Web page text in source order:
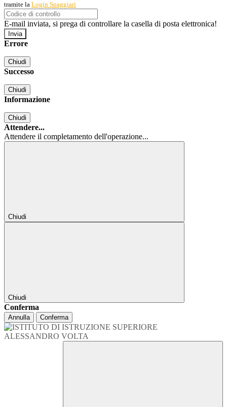
tramite la Login Spaggiari
E-mail inviata, si prega di controllare la casella di posta elettronica!
Errore
Chiudi
Successo
Chiudi
Informazione
Chiudi
Attendere...
Attendere il completamento dell'operazione...
Chiudi
Chiudi
Conferma
Annulla Conferma